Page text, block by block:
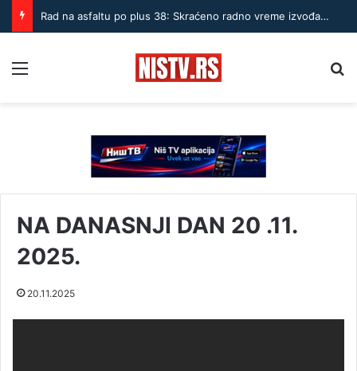
Rad na asfaltu po plus 38: Skraćeno radno vreme izvođača u Nišu
NA DANASNJI DAN 20 .11.
2025.
20.11.2025